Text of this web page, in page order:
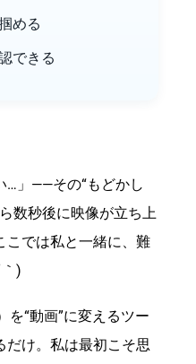
める
できる
…」――その“もどかし
数秒後に映像が立ち上
こでは私と一緒に、難
)
を“動画”に変えるツー
だけ。私は最初こそ思